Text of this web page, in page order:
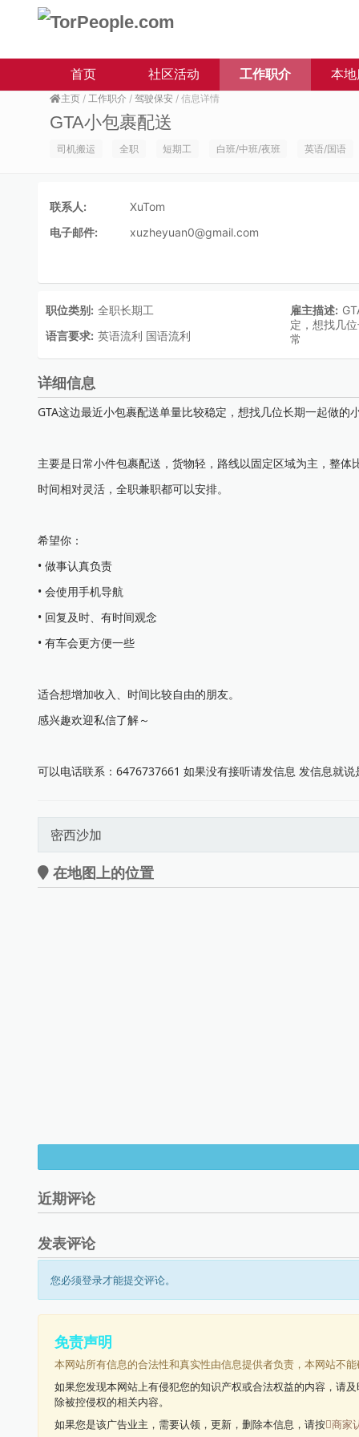
首页 社区活动 工作职介 本地
主页 / 工作职介 / 驾驶保安 / 信息详情
GTA小包裹配送
司机搬运 全职 短期工 白班/中班/夜班 英语/国语
联系人:
XuTom
电子邮件:
xuzheyuan0@gmail.com
职位类别: 全职长期工 雇主描述:
定，想找几
常
语言要求: 英语流利 国语流利
详细信息
GTA这边最近小包裹配送单量比较稳定，想找几位长期一起做的
主要是日常小件包裹配送，货物轻，路线以固定区域为主，整体
时间相对灵活，全职兼职都可以安排。
希望你：
• 做事认真负责
• 会使用手机导航
• 回复及时、有时间观念
• 有车会更方便一些
适合想增加收入、时间比较自由的朋友。
感兴趣欢迎私信了解～
可以电话联系：6476737661 如果没有接听请发信息 发信息就说
密西沙加
在地图上的位置
近期评论
发表评论
您必须登录才能提交评论。
免责声明
本网站所有信息的合法性和真实性由信息提供者负责，本网站不
如果您发现本网站上有侵犯您的知识产权或合法权益的内容，请
除被控侵权的相关内容。
如果您是该广告业主，需要认领，更新，删除本信息，请按 商家